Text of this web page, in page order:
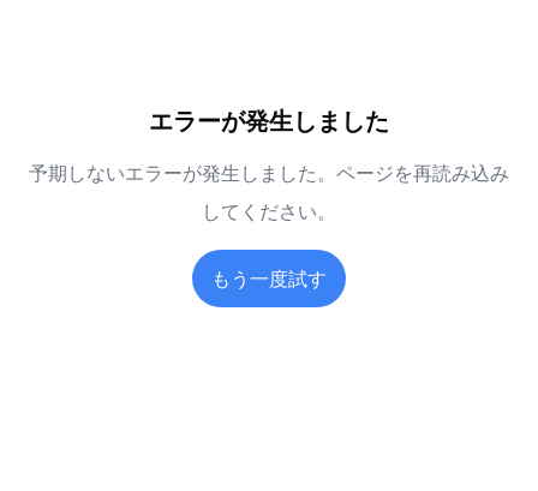
エラーが発生しました
予期しないエラーが発生しました。ページを再読み込み
してください。
もう一度試す